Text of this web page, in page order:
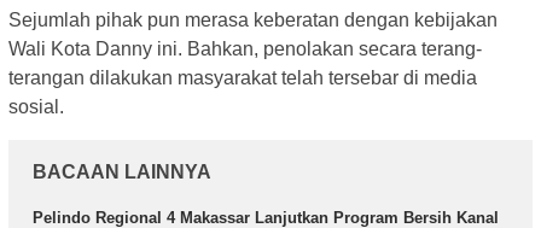
Sejumlah pihak pun merasa keberatan dengan kebijakan
Wali Kota Danny ini. Bahkan, penolakan secara terang-
terangan dilakukan masyarakat telah tersebar di media
sosial.
BACAAN LAINNYA
Pelindo Regional 4 Makassar Lanjutkan Program Bersih Kanal